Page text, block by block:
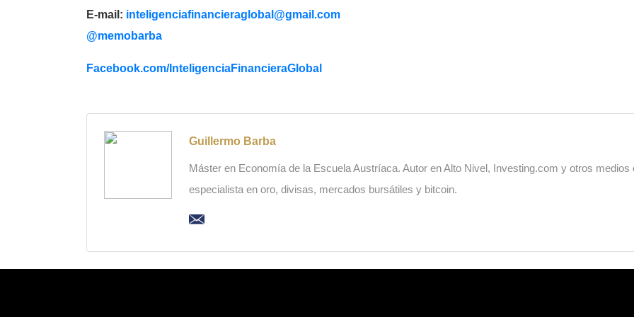
E-mail: inteligenciafinancieraglobal@gmail.com
@memobarba
Facebook.com/InteligenciaFinancieraGlobal
Guillermo Barba
Máster en Economía de la Escuela Austríaca. Autor en Alto Nivel, Investing.com y otros
especialista en oro, divisas, mercados bursátiles y bitcoin.